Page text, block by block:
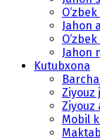
Jahon
Jahon
Kutubxona
Ziyouz
Ziyouz
Mobil